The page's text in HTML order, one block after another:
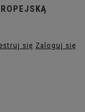
się Zaloguj się